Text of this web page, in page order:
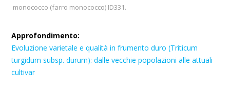
monococco (farro monococco) ID331.
Approfondimento:
Evoluzione varietale e qualità in frumento duro (Triticum
turgidum subsp. durum): dalle vecchie popolazioni alle attuali
cultivar